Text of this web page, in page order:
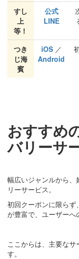
すし
上
等！
公式
LINE
つき
じ海
賓
iOS ／
Android
おすすめ
バリーサ
幅広いジャンルから
リーサービス。
初回クーポンに限ら
が豊富で、ユーザーへ
ここからは、主要な
す。